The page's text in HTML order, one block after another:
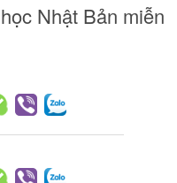
Nhật Bản miễn